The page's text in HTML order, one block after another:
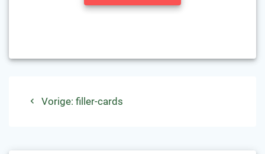
navigatie
Vorige: Vorig
filler-cards